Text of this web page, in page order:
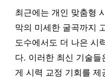
최근에는 개인 맞춤형
막의 미세한 굴곡까지
도수에서도 더 나은 시
다. 이러한 최신 기술들
게 시력 교정 기회를 제